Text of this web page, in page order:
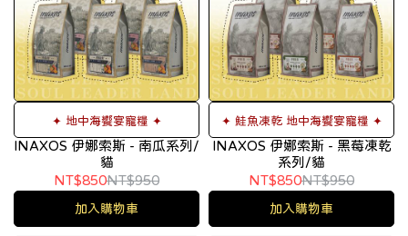
✦ 地中海饗宴寵糧 ✦
INAXOS 伊娜索斯 - 南瓜系列/
貓
NT$850NT$950
加入購物車
✦ 鮭魚凍乾 地中海饗宴寵糧 ✦
INAXOS 伊娜索斯 - 黑莓凍乾
系列/貓
NT$850NT$950
加入購物車